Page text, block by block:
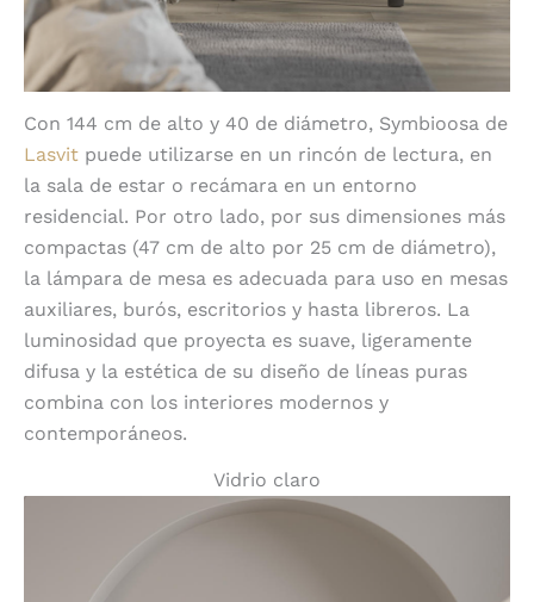
Con 144 cm de alto y 40 de diámetro, Symbioosa de
Lasvit puede utilizarse en un rincón de lectura, en
la sala de estar o recámara en un entorno
residencial. Por otro lado, por sus dimensiones más
compactas (47 cm de alto por 25 cm de diámetro),
la lámpara de mesa es adecuada para uso en mesas
auxiliares, burós, escritorios y hasta libreros. La
luminosidad que proyecta es suave, ligeramente
difusa y la estética de su diseño de líneas puras
combina con los interiores modernos y
contemporáneos.
Vidrio claro